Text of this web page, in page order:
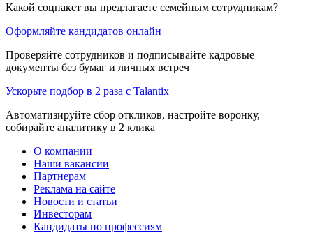
Какой соцпакет вы предлагаете семейным сотрудникам?
Оформляйте кандидатов онлайн
Проверяйте сотрудников и подписывайте кадровые
документы без бумаг и личных встреч
Ускорьте подбор в 2 раза с Talantix
Автоматизируйте сбор откликов, настройте воронку,
собирайте аналитику в 2 клика
О компании
Наши вакансии
Партнерам
Реклама на сайте
Новости и статьи
Инвесторам
Кандидаты по профессиям